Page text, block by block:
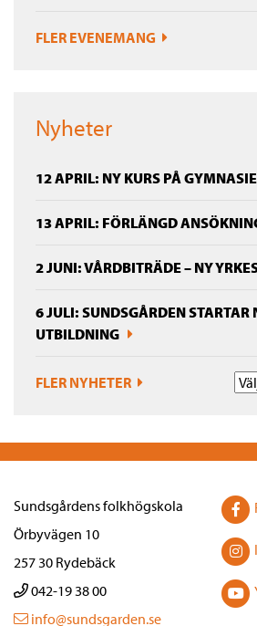
FLER EVENEMANG
Nyheter
12 APRIL: NY KURS PÅ
13 APRIL: FÖRLÄNGD
2 JUNI: VÅRDBITRÄDE – NY
6 JULI: SUNDSGÅRDEN STARTAR
UTBILDNING
FLER NYHETER
Sundsgårdens folkhögskola
Örbyvägen 10
257 30 Rydebäck
042-19 38 00
info@sundsgarden.se